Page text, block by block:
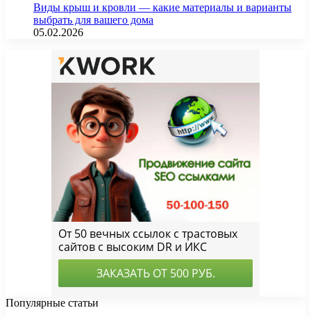
Виды крыш и кровли — какие материалы и варианты
выбрать для вашего дома
05.02.2026
Популярные статьи